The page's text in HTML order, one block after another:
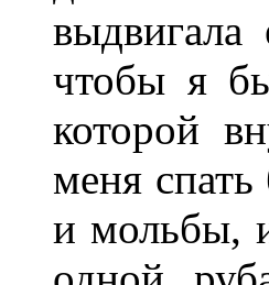
чтобы я
которой
меня
и мольбы,